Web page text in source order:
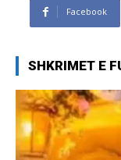
Facebook
SHKRIMET E